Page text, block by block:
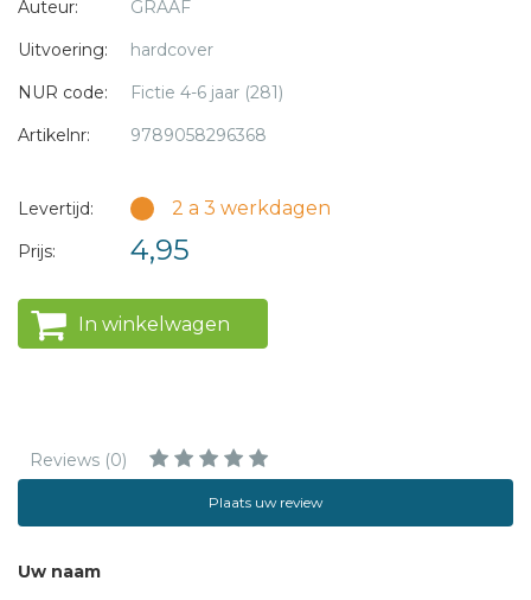
Auteur:
GRAAF
Uitvoering:
hardcover
NUR code:
Fictie 4-6 jaar (281)
Artikelnr:
9789058296368
Levertijd: 2 a 3 werkdagen
Prijs: 4,95
In winkelwagen
Reviews (0)
Plaats uw review
Uw naam